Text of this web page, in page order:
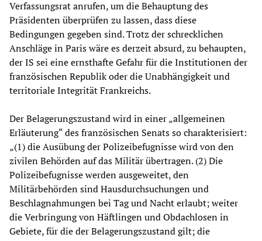
Verfassungsrat anrufen, um die Behauptung des
Präsidenten überprüfen zu lassen, dass diese
Bedingungen gegeben sind. Trotz der schrecklichen
Anschläge in Paris wäre es derzeit absurd, zu behaupten,
der IS sei eine ernsthafte Gefahr für die Institutionen der
französischen Republik oder die Unabhängigkeit und
territoriale Integrität Frankreichs.
Der Belagerungszustand wird in einer „allgemeinen
Erläuterung“ des französischen Senats so charakterisiert:
„(1) die Ausübung der Polizeibefugnisse wird von den
zivilen Behörden auf das Militär übertragen. (2) Die
Polizeibefugnisse werden ausgeweitet, den
Militärbehörden sind Hausdurchsuchungen und
Beschlagnahmungen bei Tag und Nacht erlaubt; weiter
die Verbringung von Häftlingen und Obdachlosen in
Gebiete, für die der Belagerungszustand gilt; die